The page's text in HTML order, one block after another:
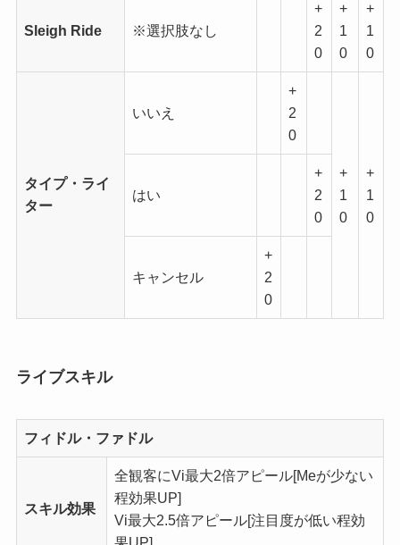
Sleigh Ride ※選択肢なし
+
2
0
+
1
0
+
1
0
タイプ・ライ
ター
いいえ
+
2
0
+
1
0
+
1
0
はい
+
2
0
キャンセル
+
2
0
ライブスキル
フィドル・ファドル
スキル効果
全観客にVi最大2倍アピール[Meが少ない
程効果UP]
Vi最大2.5倍アピール[注目度が低い程効